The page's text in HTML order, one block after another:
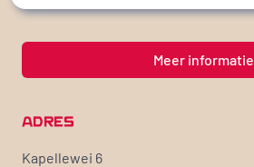
Meer informatie
ADRES
Kapellewei 6